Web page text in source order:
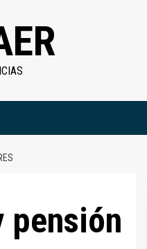
pensión